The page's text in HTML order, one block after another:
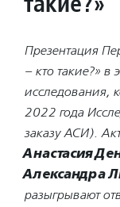
Презентация
– кто такие?»
исследования,
2022 года
заказу АСИ).
Анастасия
Александра
разыгрывают